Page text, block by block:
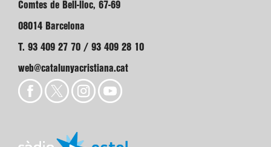
Comtes de Bell-lloc, 67-69
08014 Barcelona
T. 93 409 27 70 / 93 409 28 10
web@catalunyacristiana.cat